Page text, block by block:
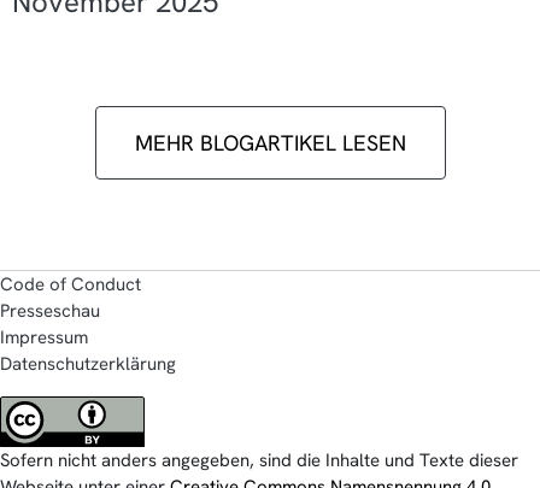
MEHR BLOGARTIKEL LESEN
Code of Conduct
Presseschau
Impressum
Datenschutzerklärung
Sofern nicht anders angegeben, sind die Inhalte und Texte dieser